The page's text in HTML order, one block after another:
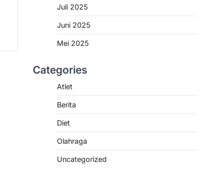
Juli 2025
Juni 2025
Mei 2025
Categories
Atlet
Berita
Diet
Olahraga
Uncategorized